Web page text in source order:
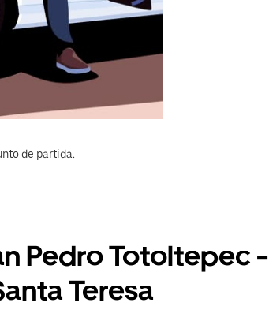
de partida.
Pedro Totoltepec -
Teresa